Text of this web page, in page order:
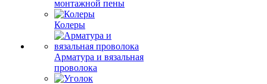
монтажной пены
Колеры
Арматура и вязальная
проволока